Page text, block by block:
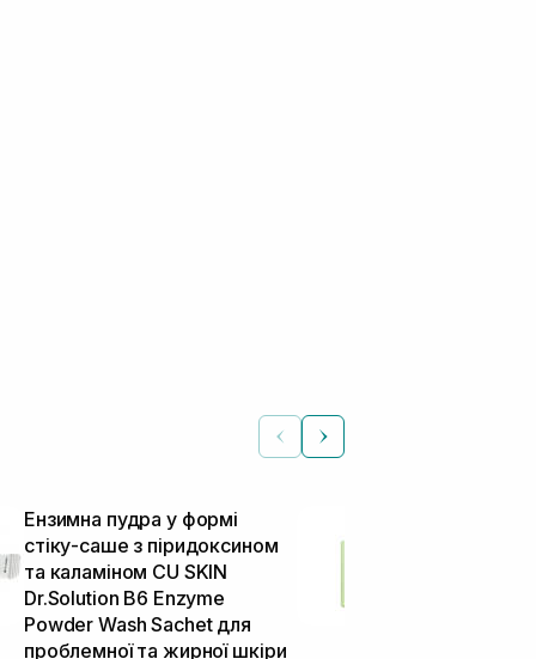
Ензимна пудра у формі
стіку-саше з піридоксином
та каламіном CU SKIN
Dr.Solution B6 Enzyme
Powder Wash Sachet для
проблемної та жирної шкіри